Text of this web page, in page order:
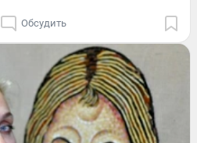
Обсудить